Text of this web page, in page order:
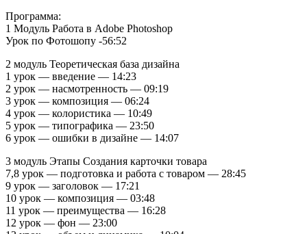
Программа:
1 Модуль Работа в Adobe Photoshop
Урок по Фотошопу -56:52
2 модуль Теоретическая база дизайна
1 урок — введение — 14:23
2 урок — насмотренность — 09:19
3 урок — композиция — 06:24
4 урок — колористика — 10:49
5 урок — типографика — 23:50
6 урок — ошибки в дизайне — 14:07
3 модуль Этапы Создания карточки товара
7,8 урок — подготовка и работа с товаром — 28:45
9 урок — заголовок — 17:21
10 урок — композиция — 03:48
11 урок — преимущества — 16:28
12 урок — фон — 23:00